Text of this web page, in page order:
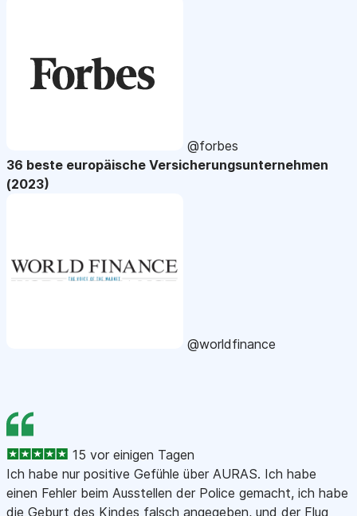
@forbes
36 beste europäische Versicherungsunternehmen
(2023)
@worldfinance
15 vor einigen Tagen
Ich habe nur positive Gefühle über AURAS. Ich habe
einen Fehler beim Ausstellen der Police gemacht, ich habe
die Geburt des Kindes falsch angegeben, und der Flug